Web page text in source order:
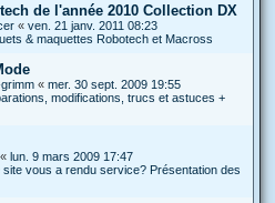
de l'année 2010 Collection DX
« ven. 21 janv. 2011 08:23
& maquettes Robotech et Macross
« mer. 30 sept. 2009 19:55
modifications, trucs et astuces +
« lun. 9 mars 2009 17:47
site vous a rendu service? Présentation des